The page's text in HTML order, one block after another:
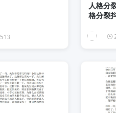
513
人格分
格分裂